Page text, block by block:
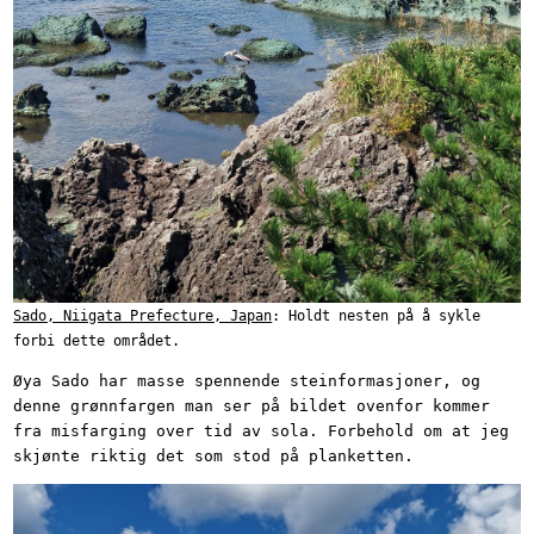
Sado, Niigata Prefecture, Japan: Holdt nesten på å sykle
forbi dette området.
Øya Sado har masse spennende steinformasjoner, og
denne grønnfargen man ser på bildet ovenfor kommer
fra misfarging over tid av sola. Forbehold om at jeg
skjønte riktig det som stod på planketten.